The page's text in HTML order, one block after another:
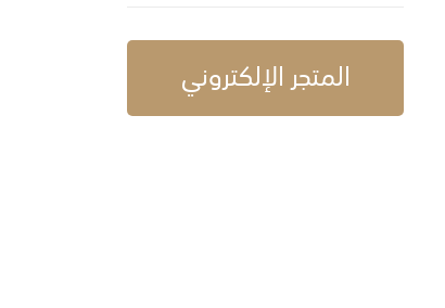
المتجر الإلكتروني